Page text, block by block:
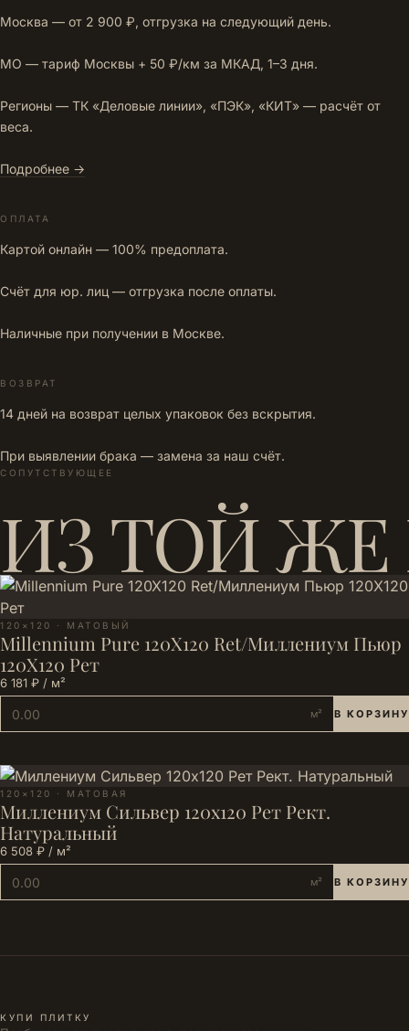
Москва — от 2 900 ₽, отгрузка на следующий день.
МО — тариф Москвы + 50 ₽/км за МКАД, 1–3 дня.
Регионы — ТК «Деловые линии», «ПЭК», «КИТ» — расчёт от
веса.
Подробнее →
ОПЛАТА
Картой онлайн — 100% предоплата.
Счёт для юр. лиц — отгрузка после оплаты.
Наличные при получении в Москве.
ВОЗВРАТ
14 дней на возврат целых упаковок без вскрытия.
При выявлении брака — замена за наш счёт.
СОПУТСТВУЮЩЕЕ
ИЗ ТОЙ ЖЕ
120×120 · МАТОВЫЙ
Millennium Pure 120X120 Ret/Миллениум Пьюр
120X120 Рет
6 181 ₽ / м²
м² В КОРЗИНУ
120×120 · МАТОВАЯ
Миллениум Сильвер 120х120 Рет Рект.
Натуральный
6 508 ₽ / м²
м² В КОРЗИНУ
КУПИ ПЛИТКУ